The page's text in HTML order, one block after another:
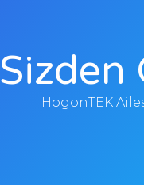
Sizden
HogonTEK